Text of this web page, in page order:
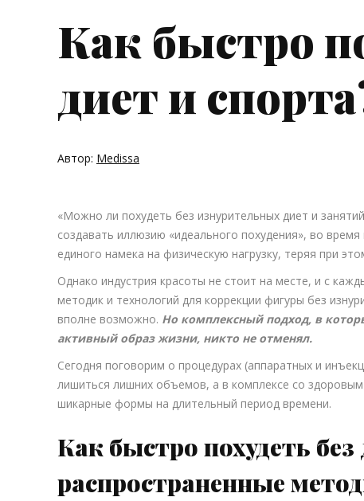
Как быстро
диет и
Автор: Medissa
«Можно ли похудеть без изнурительных диет и
создавать иллюзию «идеального похудения», во
единого намека на физическую нагрузку, теряя при
Однако индустрия красоты не стоит на месте, и с
методик и технологий для коррекции фигуры без
вполне возможно. Но комплексный подход, в
активный образ жизни, никто не отменял.
Сегодня поговорим о процедурах (аппаратных и
лишиться лишних объемов, а в комплексе со
шикарные формы на длительный период времени.
Как быстро похудеть
распространенные